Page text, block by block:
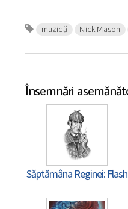
muzică Nick Mason
Însemnări
Săptămâna Reginei: Flash